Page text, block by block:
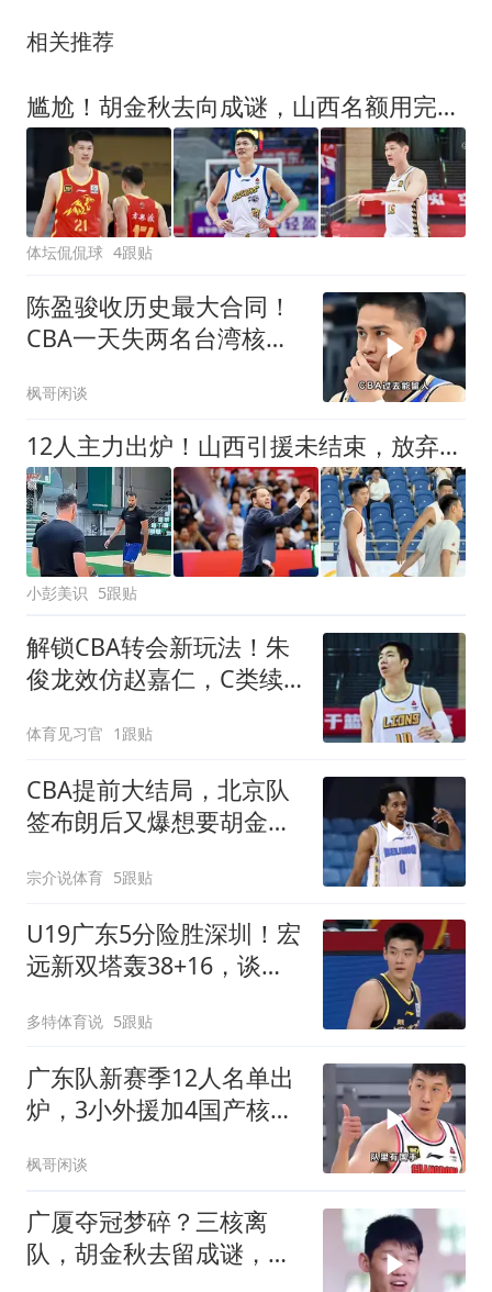
相关推荐
尴尬！胡金秋去向成谜，山西名额用完、上海观望，广厦算盘落空？
体坛侃侃球 4跟贴
陈盈骏收历史最大合同！
CBA一天失两名台湾核
枫哥闲谈
12人主力出炉！山西引援未结束，放弃抢克里斯原因，内线有底牌！
小彭美识 5跟贴
解锁CBA转会新玩法！朱
俊龙效仿赵嘉仁，C类续
体育见习官 1跟贴
CBA提前大结局，北京队
签布朗后又爆想要胡金
宗介说体育 5跟贴
U19广东5分险胜深圳！宏
远新双塔轰38+16，谈仁
多特体育说 5跟贴
广东队新赛季12人名单出
炉，3小外援加4国产核
枫哥闲谈
广厦夺冠梦碎？三核离
队，胡金秋去留成谜，重